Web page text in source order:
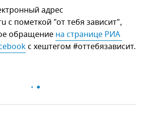
адрес
с пометкой "от тебя зависит",
обращение на странице РИА
с хештегом #оттебязависит.